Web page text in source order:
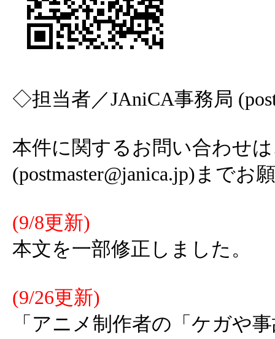
◇担当者／JAniCA事務局
本件に関するお問い合わせ
(postmaster@janica.jp)までお
(9/8更新)
本文を一部修正しました。
(9/26更新)
「アニメ制作者の「ケガや